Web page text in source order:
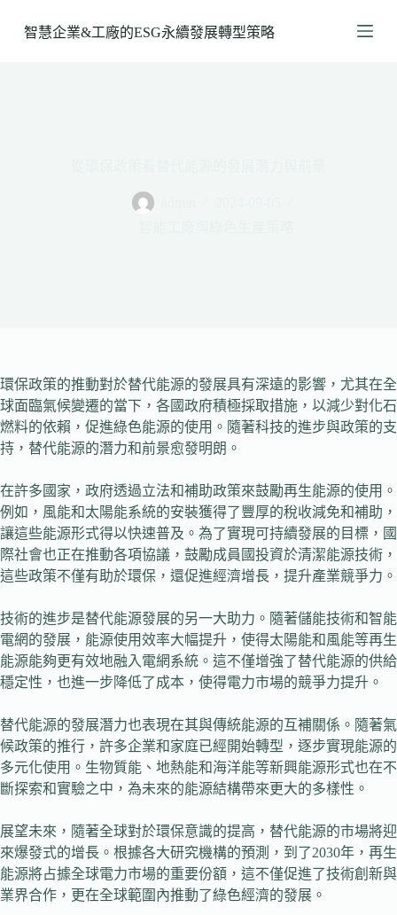
至
智慧企業&工廠的ESG永續發展轉型策略
環保政策的推動對於替代能源的發展具有深遠的影響，尤其在全
球面臨氣候變遷的當下，各國政府積極採取措施，以減少對化石
燃料的依賴，促進綠色能源的使用。隨著科技的進步與政策的支
持，替代能源的潛力和前景愈發明朗。
在許多國家，政府透過立法和補助政策來鼓勵再生能源的使用。
例如，風能和太陽能系統的安裝獲得了豐厚的稅收減免和補助，
讓這些能源形式得以快速普及。為了實現可持續發展的目標，國
際社會也正在推動各項協議，鼓勵成員國投資於清潔能源技術，
這些政策不僅有助於環保，還促進經濟增長，提升產業競爭力。
技術的進步是替代能源發展的另一大助力。隨著儲能技術和智能
電網的發展，能源使用效率大幅提升，使得太陽能和風能等再生
能源能夠更有效地融入電網系統。這不僅增強了替代能源的供給
穩定性，也進一步降低了成本，使得電力市場的競爭力提升。
替代能源的發展潛力也表現在其與傳統能源的互補關係。隨著氣
候政策的推行，許多企業和家庭已經開始轉型，逐步實現能源的
多元化使用。生物質能、地熱能和海洋能等新興能源形式也在不
斷探索和實驗之中，為未來的能源結構帶來更大的多樣性。
展望未來，隨著全球對於環保意識的提高，替代能源的市場將迎
來爆發式的增長。根據各大研究機構的預測，到了2030年，再生
能源將占據全球電力市場的重要份額，這不僅促進了技術創新與
業界合作，更在全球範圍內推動了綠色經濟的發展。